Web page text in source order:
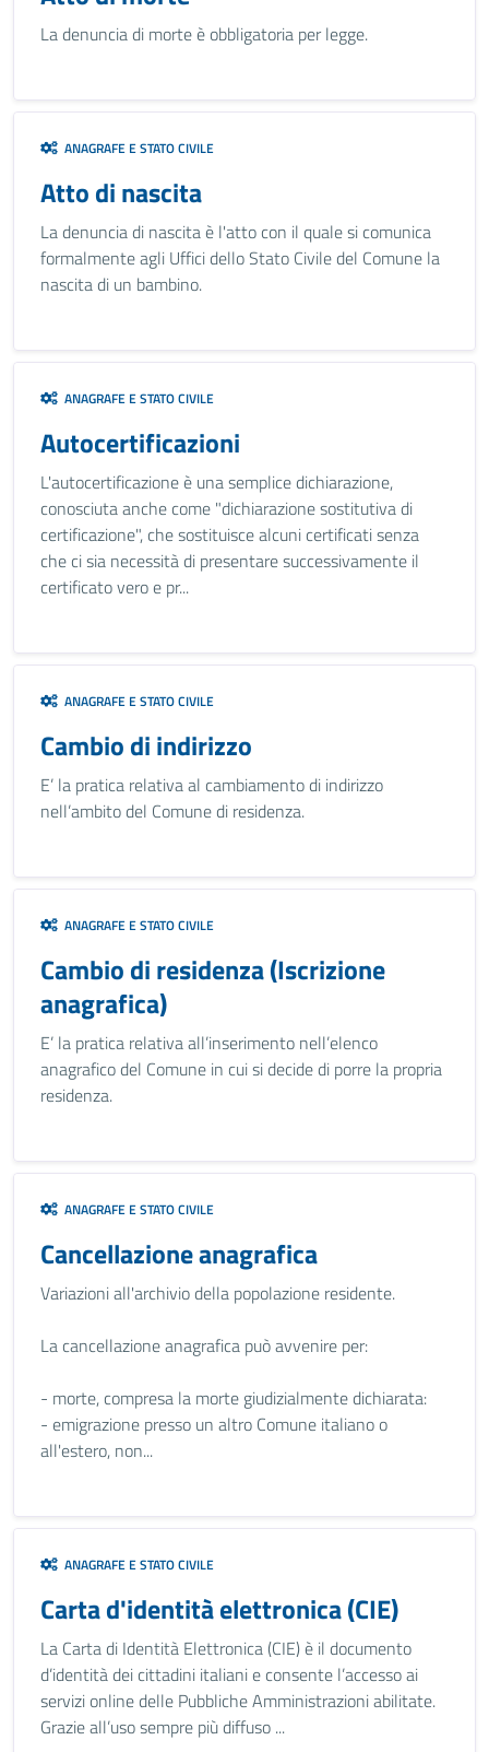
La denuncia di morte è obbligatoria per legge.
ANAGRAFE E STATO CIVILE
Atto di nascita
La denuncia di nascita è l'atto con il quale si comunica
formalmente agli Uffici dello Stato Civile del Comune la
nascita di un bambino.
ANAGRAFE E STATO CIVILE
Autocertificazioni
L'autocertificazione è una semplice dichiarazione,
conosciuta anche come "dichiarazione sostitutiva di
certificazione", che sostituisce alcuni certificati senza
che ci sia necessità di presentare successivamente il
certificato vero e pr...
ANAGRAFE E STATO CIVILE
Cambio di indirizzo
E’ la pratica relativa al cambiamento di indirizzo
nell’ambito del Comune di residenza.
ANAGRAFE E STATO CIVILE
Cambio di residenza (Iscrizione
anagrafica)
E’ la pratica relativa all’inserimento nell’elenco
anagrafico del Comune in cui si decide di porre la propria
residenza.
ANAGRAFE E STATO CIVILE
Cancellazione anagrafica
Variazioni all'archivio della popolazione residente.
La cancellazione anagrafica può avvenire per:
- morte, compresa la morte giudizialmente dichiarata:
- emigrazione presso un altro Comune italiano o
all'estero, non...
ANAGRAFE E STATO CIVILE
Carta d'identità elettronica (CIE)
La Carta di Identità Elettronica (CIE) è il documento
d’identità dei cittadini italiani e consente l’accesso ai
servizi online delle Pubbliche Amministrazioni abilitate.
Grazie all’uso sempre più diffuso ...